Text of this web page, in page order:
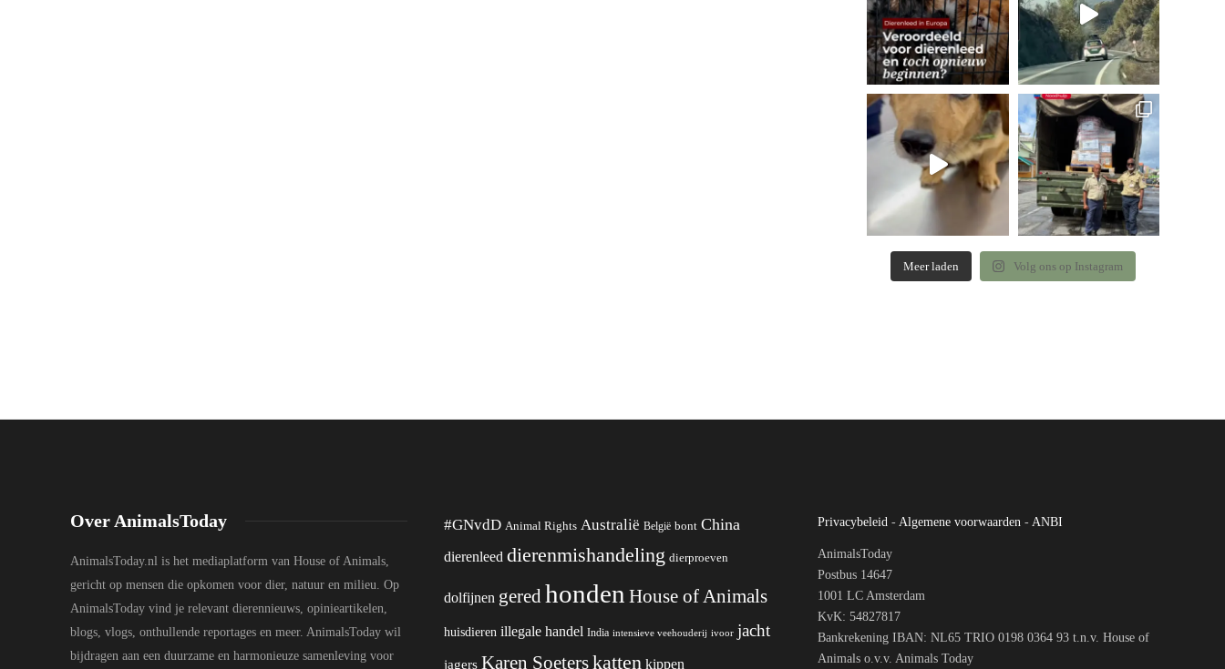
Meer laden Volg ons op Instagram
Over AnimalsToday
AnimalsToday.nl is het mediaplatform van House of Animals,
gericht op mensen die opkomen voor dier, natuur en milieu. Op
AnimalsToday vind je relevant dierennieuws, opinieartikelen,
blogs, vlogs, onthullende reportages en meer. AnimalsToday wil
bijdragen aan een duurzame en harmonieuze samenleving voor
#GNvdD Animal Rights Australië België bont China
dierenleed dierenmishandeling dierproeven
dolfijnen gered honden House of Animals
huisdieren illegale handel India intensieve veehouderij ivoor jacht
jagers Karen Soeterskatten kippen
Privacybeleid - Algemene voorwaarden - ANBI
AnimalsToday
Postbus 14647
1001 LC Amsterdam
KvK: 54827817
Bankrekening IBAN: NL65 TRIO 0198 0364 93 t.n.v. House of
Animals o.v.v. Animals Today